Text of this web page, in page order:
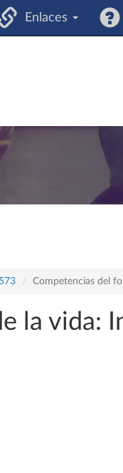
Enlaces
Competencias del
la vida: